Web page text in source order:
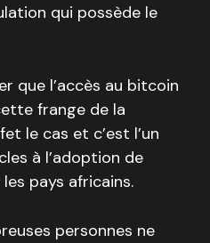
qui possède le
que l’accès au bitcoin
frange de la
le cas et c’est l’un
à l’adoption de
pays africains.
personnes ne